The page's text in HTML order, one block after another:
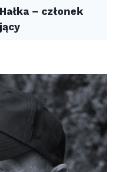
– członek